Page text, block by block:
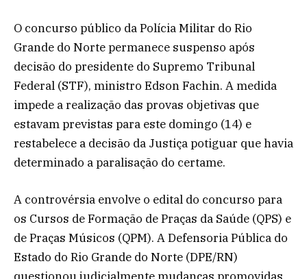
O concurso público da Polícia Militar do Rio
Grande do Norte permanece suspenso após
decisão do presidente do Supremo Tribunal
Federal (STF), ministro Edson Fachin. A medida
impede a realização das provas objetivas que
estavam previstas para este domingo (14) e
restabelece a decisão da Justiça potiguar que havia
determinado a paralisação do certame.
A controvérsia envolve o edital do concurso para
os Cursos de Formação de Praças da Saúde (QPS) e
de Praças Músicos (QPM). A Defensoria Pública do
Estado do Rio Grande do Norte (DPE/RN)